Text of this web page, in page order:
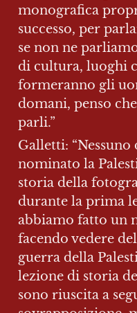
monografica
successo, per
se non ne
di cultura, luoghi
formeranno gli
domani, penso
parli.”
Galletti:
nominato la
storia della
durante la prima
abbiamo fatto un
facendo vedere
guerra della
lezione di storia
sono riuscita a